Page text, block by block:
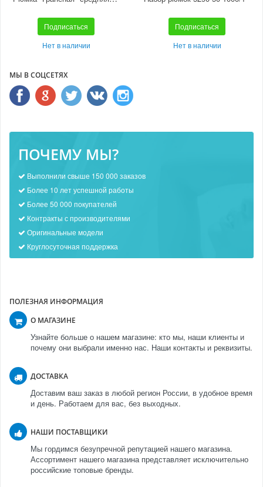
Подписаться
Нет в наличии
Подписаться
Нет в наличии
МЫ В СОЦСЕТЯХ
ПОЧЕМУ МЫ?
Выполнили свыше 150 000 заказов
Более 10 лет успешной работы
Более 50 000 покупателей
Контракты с производителями
Оригинальные модели
Круглосуточная поддержка
ПОЛЕЗНАЯ ИНФОРМАЦИЯ
О МАГАЗИНЕ
Узнайте больше о нашем магазине: кто мы, наши клиенты и
почему они выбрали именно нас. Наши контакты и реквизиты.
ДОСТАВКА
Доставим ваш заказ в любой регион России, в удобное время
и день. Работаем для вас, без выходных.
НАШИ ПОСТАВЩИКИ
Мы гордимся безупречной репутацией нашего магазина.
Ассортимент нашего магазина представляет исключительно
российские топовые бренды.